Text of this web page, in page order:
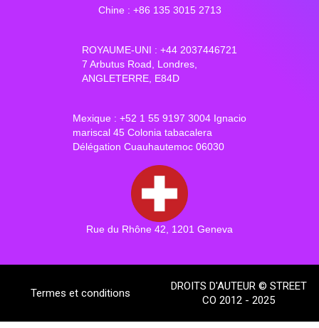
Chine : +86 135 3015 2713
ROYAUME-UNI : +44 2037446721
7 Arbutus Road, Londres,
ANGLETERRE, E84D
Mexique : +52 1 55 9197 3004 Ignacio
mariscal 45 Colonia tabacalera
Délégation Cuauhautemoc 06030
Rue du Rhône 42, 1201 Geneva
Termes et conditions
DROITS D'AUTEUR © STREET
CO 2012 - 2025